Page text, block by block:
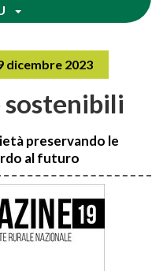
dicembre 2023
preservando le
al futuro